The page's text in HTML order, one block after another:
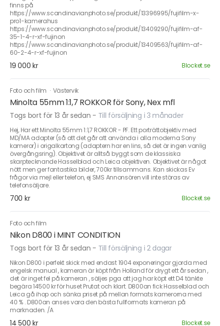
finns på
https://www.scandinavianphoto.se/produkt/13396995/fujifilm-x-
pro1-kamerahus
https://www.scandinavianphoto.se/produkt/13409290/fujifilm-af-
35-1-4-r-xf-fujinon
https://www.scandinavianphoto.se/produkt/13409563/fujifilm-af-
60-2-4-r-xf-fujinon
19 000 kr Blocket.se
Foto och film · Västervik
Minolta 55mm 1:1,7 ROKKOR för Sony, Nex mfl
Togs bort för 13 år sedan - Till försäljning i 3 månader
Hej, Har ett Minolta 55mm 1:1,7 ROKKOR - PF. Ett porträttobjektiv med
MD/MA adapter (så att det går att använda i alla moderna Sony
kameror) i origalkartong (adaptern har en lins, så det är ingen vanlig
övergångsring). Objektivet är alltså byggt som de klassiska
skarptecknande Hasselblad och Leica objektiven. Objektivet är något
nött men ger fantastika bilder, 700kr tillsammans. Kan skickas Ev
frågor via mejl eller telefon, ej SMS Annonsören vill inte störas av
telefonsäljare.
700 kr Blocket.se
Foto och film
Nikon D800 i MINT CONDITION
Togs bort för 13 år sedan - Till försäljning i 2 dagar
Nikon D800 i perfekt skick med endast 1904 exponeringar gjorda med
engelsk manual , kameran är köpt från Holland för drygt ett år sedan ,
det är inget fel på kameran , säljes pga att jag har köpt ett D4 tänkte
begära 14500 kr för huset Prutat och klart. D800an fick Hasselblad och
Leica gå ihop och sänka priset på mellan formats kamerorna med
40 % . D800an anses vara den bästa fullformats kameran på
marknaden. /A
14 500 kr Blocket.se